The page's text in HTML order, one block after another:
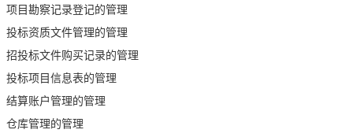
项目勘察记录登记的管理
投标资质文件管理的管理
招投标文件购买记录的管理
投标项目信息表的管理
结算账户管理的管理
仓库管理的管理